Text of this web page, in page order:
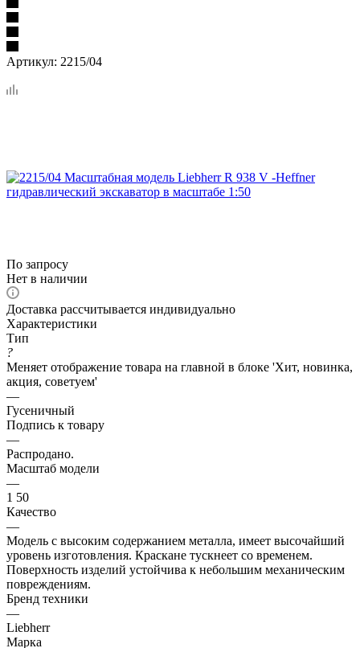
Артикул: 2215/04
По запросу
Нет в наличии
Доставка рассчитывается индивидуально
Характеристики
Тип
?
Меняет отображение товара на главной в блоке 'Хит, новинка,
акция, советуем'
—
Гусеничный
Подпись к товару
—
Распродано.
Масштаб модели
—
1 50
Качество
—
Модель с высоким содержанием металла, имеет высочайший
уровень изготовления. Краскане тускнеет со временем.
Поверхность изделий устойчива к небольшим механическим
повреждениям.
Бренд техники
—
Liebherr
Марка